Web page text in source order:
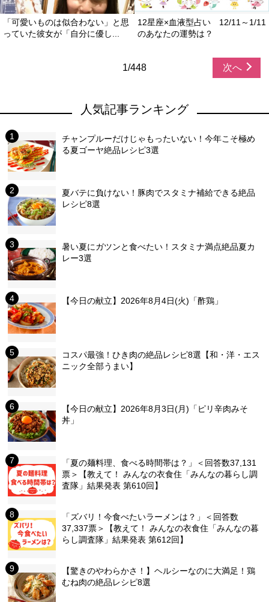
「可愛いものは似合わない」と思
っていた彼女が「自分に優し...
12星座×血液型占い 12/11～1/11
のあなたの運勢は？
1/448 次へ
人気記事ランキング
チャンプルーだけじゃもったいない！今年こそ極め
る夏ゴーヤ絶品レシピ3選
夏バテに負けない！豚肉でスタミナ補給できる絶品
レシピ8選
暑い夏にガツンと食べたい！スタミナ満点絶品夏カ
レー3選
【今日の献立】2026年8月4日(火)「酢鶏」
コスパ最強！ひき肉の絶品レシピ8選【和・洋・エス
ニック全部うまい】
【今日の献立】2026年8月3日(月)「ピリ辛肉みそ
丼」
「夏の麺料理、食べる時間帯は？」＜回答数37,131
票＞【教えて！ みんなの衣食住「みんなの暮らし調
査隊」結果発表 第610回】
「ズバリ！今食べたいラーメンは？」＜回答数
37,337票＞【教えて！ みんなの衣食住「みんなの暮
らし調査隊」結果発表 第612回】
【驚きのやわらかさ！】ヘルシーなのに大満足！鶏
むね肉の絶品レシピ8選